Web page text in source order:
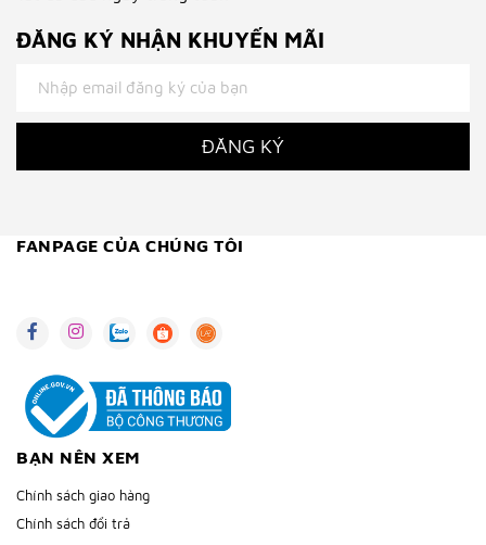
ĐĂNG KÝ NHẬN KHUYẾN MÃI
ĐĂNG KÝ
BẠN NÊN XEM
Chính sách giao hàng
Chính sách đổi trả
FANPAGE CỦA CHÚNG TÔI